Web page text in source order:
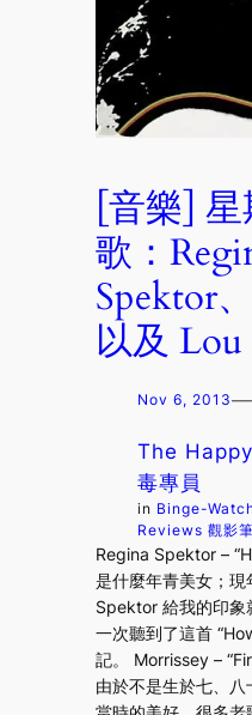
[音樂]
歌：
Spektor
以及 Lou
Nov 6, 2013—
The
毒專員
in Binge-
Reviews 觀影
Regina Spektor –
是什麼年青美女；
Spektor 給我的印象
一次聽到了這首
記。 Morrissey –
由於不是生於七、